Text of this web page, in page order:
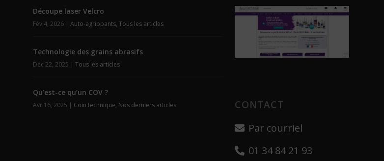
Découpe laser Velcro
Fév 4, 2026 |Auto-agrippants,Tous les articles
Technologie des grains abrasifs
Déc 22, 2025 |Tous les articles
Qu’est-ce qu’un COV ?
Avr 16, 2025 | Coin technique, Nos derniers articles CONTACT
Par courriel
01 34 84 21 93